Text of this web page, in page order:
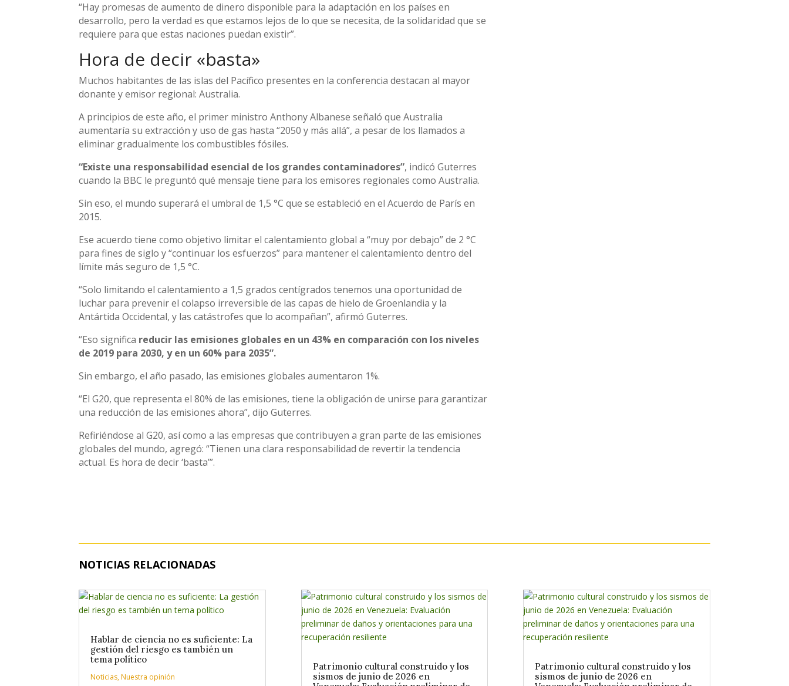
“Hay promesas de aumento de dinero disponible para la adaptación en los países en
desarrollo, pero la verdad es que estamos lejos de lo que se necesita, de la solidaridad que se
requiere para que estas naciones puedan existir”.
Hora de decir «basta»
Muchos habitantes de las islas del Pacífico presentes en la conferencia destacan al mayor
donante y emisor regional: Australia.
A principios de este año, el primer ministro Anthony Albanese señaló que Australia
aumentaría su extracción y uso de gas hasta “2050 y más allá”, a pesar de los llamados a
eliminar gradualmente los combustibles fósiles.
“Existe una responsabilidad esencial de los grandes contaminadores”, indicó Guterres
cuando la BBC le preguntó qué mensaje tiene para los emisores regionales como Australia.
Sin eso, el mundo superará el umbral de 1,5 °C que se estableció en el Acuerdo de París en
2015.
Ese acuerdo tiene como objetivo limitar el calentamiento global a “muy por debajo” de 2 °C
para fines de siglo y “continuar los esfuerzos” para mantener el calentamiento dentro del
límite más seguro de 1,5 °C.
“Solo limitando el calentamiento a 1,5 grados centígrados tenemos una oportunidad de
luchar para prevenir el colapso irreversible de las capas de hielo de Groenlandia y la
Antártida Occidental, y las catástrofes que lo acompañan”, afirmó Guterres.
“Eso significa reducir las emisiones globales en un 43% en comparación con los niveles
de 2019 para 2030, y en un 60% para 2035”.
Sin embargo, el año pasado, las emisiones globales aumentaron 1%.
“El G20, que representa el 80% de las emisiones, tiene la obligación de unirse para garantizar
una reducción de las emisiones ahora”, dijo Guterres.
Refiriéndose al G20, así como a las empresas que contribuyen a gran parte de las emisiones
globales del mundo, agregó: “Tienen una clara responsabilidad de revertir la tendencia
actual. Es hora de decir ‘basta’”.
NOTICIAS RELACIONADAS
Hablar de ciencia no es suficiente: La
gestión del riesgo es también un
tema político
Noticias,Nuestra opinión
Patrimonio cultural construido y los
sismos de junio de 2026 en
Patrimonio cultural construido y los
sismos de junio de 2026 en